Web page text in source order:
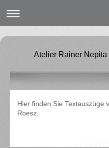
Atelier Rainer Nepita
Hier finden Sie Textauszüge
Roesz.